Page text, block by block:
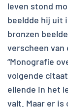
leven stond
beeldde hij uit
bronzen
verscheen van
“Monografie
volgende
ellende in het
valt. Maar er is